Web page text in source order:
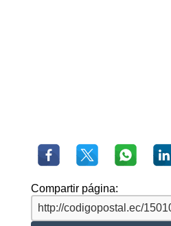
Compartir página: